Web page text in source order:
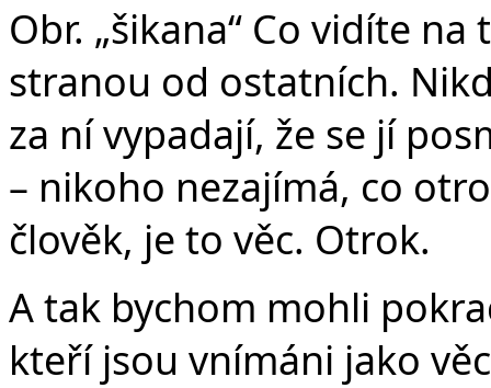
Obr. „šikana“ Co vidíte
stranou od ostatních.
za ní vypadají, že se jí
– nikoho nezajímá, co
člověk, je to věc. Otrok.
A tak bychom mohli
kteří jsou vnímáni jako